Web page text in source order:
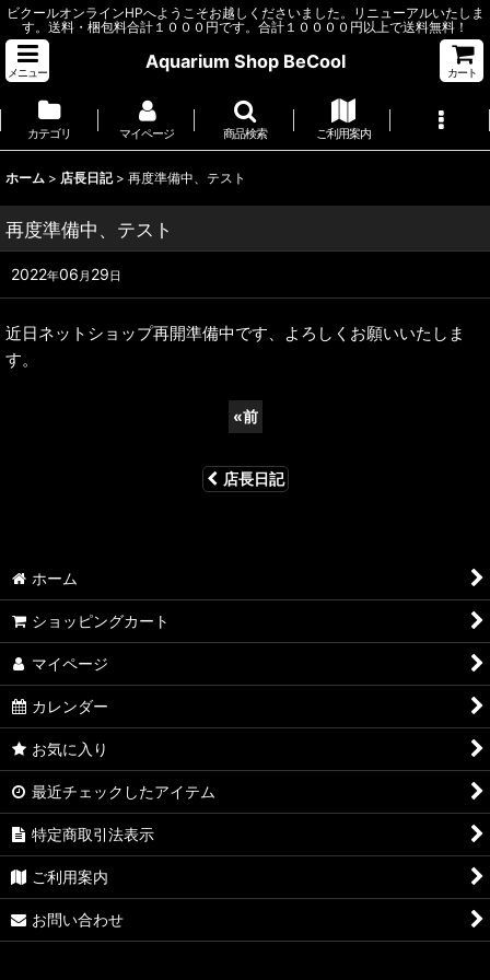
ビクールオンラインHPへようこそお越しくださいました。リニューアルいたしま
す。送料・梱包料合計１０００円です。合計１００００円以上で送料無料！
メニュー
Aquarium Shop BeCool
カート
カテゴリ マイページ 商品検索 ご利用案内
ホーム > 店長日記 > 再度準備中、テスト
再度準備中、テスト
2022年06 月 29日
近日ネットショップ再開準備中です、よろしくお願いいたしま
す。
«前
店長日記
ホーム
ショッピングカート
マイページ
カレンダー
お気に入り
最近チェックしたアイテム
特定商取引法表示
ご利用案内
お問い合わせ